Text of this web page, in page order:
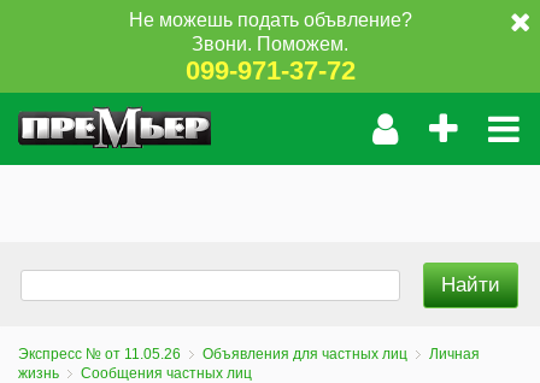
Не можешь подать объвление?
Звони. Поможем.
099-971-37-72
Экспресс № от 11.05.26 Объявления для частных лиц
Личная
жизнь
Сообщения частных лиц